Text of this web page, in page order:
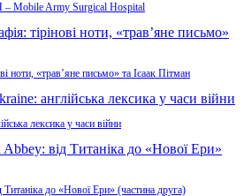
– Mobile Army Surgical Hospital
ноти, «трав’яне письмо» та Ісаак Пітман
лексика у часи війни
до «Нової Ери» (частина друга)